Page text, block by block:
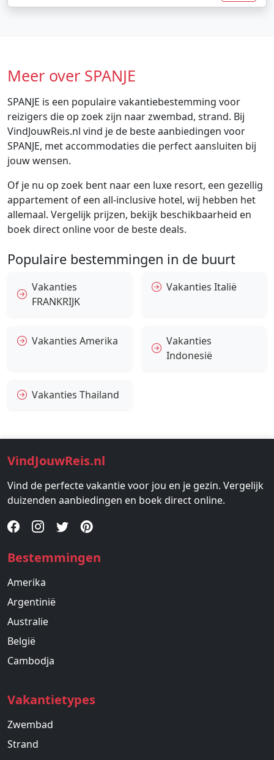
Meer over SPANJE
SPANJE is een populaire vakantiebestemming voor
reizigers die op zoek zijn naar zwembad, strand. Bij
VindJouwReis.nl vind je de beste aanbiedingen voor
SPANJE, met accommodaties die perfect aansluiten bij
jouw wensen.
Of je nu op zoek bent naar een luxe resort, een gezellig
appartement of een all-inclusive hotel, wij hebben het
allemaal. Vergelijk prijzen, bekijk beschikbaarheid en
boek direct online voor de beste deals.
Populaire bestemmingen in de buurt
Vakanties
FRANKRIJK
Vakanties Italië
Vakanties Amerika
Vakanties
Indonesië
Vakanties Thailand
VindJouwReis.nl
Vind de perfecte vakantie voor jou en je gezin. Vergelijk
duizenden aanbiedingen en boek direct online.
Bestemmingen
Amerika
Argentinië
Australie
België
Cambodja
Vakantietypes
Zwembad
Strand